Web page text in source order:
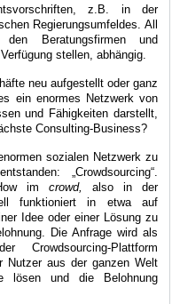
z.B. in der
Regierungsumfeldes. All
Beratungsfirmen und
stellen, abhängig.
neu aufgestellt oder ganz
ein enormes Netzwerk von
und Fähigkeiten darstellt,
Consulting-Business?
sozialen Netzwerk zu
„Crowdsourcing“.
How imcrowd,
also in der
funktioniert in etwa auf
Idee oder einer Lösung zu
Die Anfrage wird als
Crowdsourcing-Plattform
Nutzer aus der ganzen Welt
lösen und die Belohnung